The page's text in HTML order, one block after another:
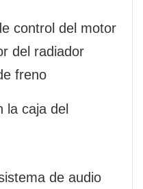
control del motor
del radiador
freno
la caja del
de audio